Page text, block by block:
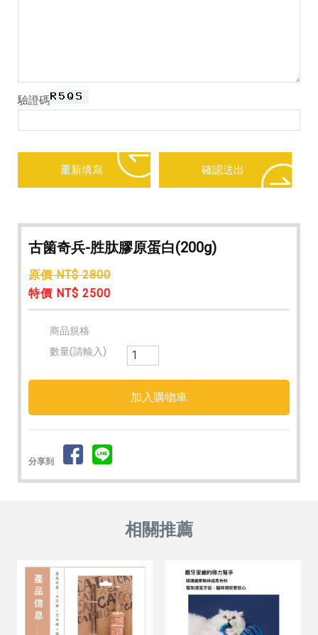
驗證碼
古箘奇兵-胜肽膠原蛋白(200g)
原價 NT$ 2800
特價 NT$ 2500
商品規格
數量(請輸入)
分享到